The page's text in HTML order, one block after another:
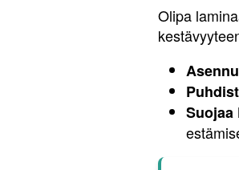
Olipa